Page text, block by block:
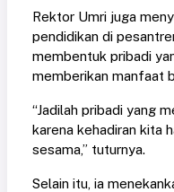
Rektor Umri juga
pendidikan di
membentuk pribadi
memberikan manfaat
“Jadilah pribadi yang
karena kehadiran kita
sesama,” tuturnya.
Selain itu, ia